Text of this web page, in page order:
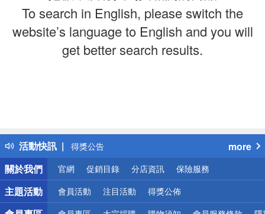
To search in English, please switch the
website’s language to English and you will
get better search results.
活動快訊
熱門話題
銀行優惠
偏遠地區配送
詐騙網頁！請小心！
more
關於我們
官網 促銷目錄 分店資訊 保險服務
主題活動 會員活動 注目活動 得獎公佈